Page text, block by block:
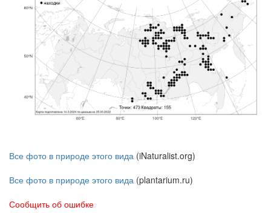
Все фото в природе этого вида (iNaturalist.org)
Все фото в природе этого вида (plantarium.ru)
Сообщить об ошибке